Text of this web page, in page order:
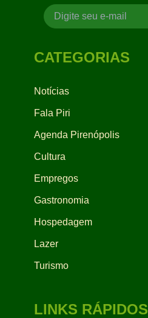
CATEGORIAS
Notícias
Fala Piri
Agenda Pirenópolis
Cultura
Empregos
Gastronomia
Hospedagem
Lazer
Turismo
LINKS RÁPIDOS